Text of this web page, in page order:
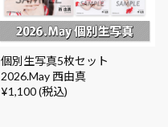
個別生写真5枚セット
2026.May 西由真
¥1,100 (税込)